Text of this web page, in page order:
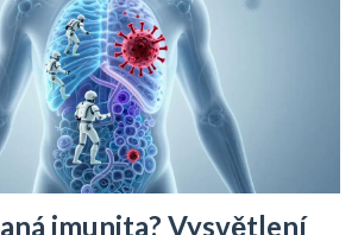
imunita? Vysvětlení